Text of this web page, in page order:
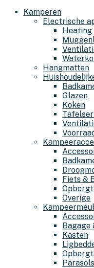
Kamperen
Electrische
Heating
Hangmatten
Glazen
Koken
Fiets &
Overige
Bagage
Kasten
Parasols